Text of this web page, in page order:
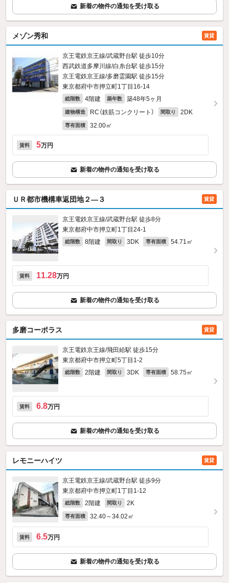
新着の物件の通知を受け取る
メゾン秀和 賃貸
京王電鉄京王線/武蔵野台駅 徒歩10分
西武鉄道多摩川線/白糸台駅 徒歩15分
京王電鉄京王線/多磨霊園駅 徒歩15分
東京都府中市押立町1丁目16-14
総階数 4階建 築年数 築48年5ヶ月
建物構造 RC（鉄筋コンクリート） 間取り 2DK
専有面積 32.00㎡
賃料 5万円
新着の物件の通知を受け取る
ＵＲ都市機構車返団地２—３ 賃貸
京王電鉄京王線/武蔵野台駅 徒歩8分
東京都府中市押立町1丁目24-1
総階数 8階建 間取り 3DK 専有面積 54.71㎡
賃料 11.28万円
新着の物件の通知を受け取る
多磨コーポラス 賃貸
京王電鉄京王線/飛田給駅 徒歩15分
東京都府中市押立町5丁目1-2
総階数 2階建 間取り 3DK 専有面積 58.75㎡
賃料 6.8万円
新着の物件の通知を受け取る
レモニーハイツ 賃貸
京王電鉄京王線/武蔵野台駅 徒歩9分
東京都府中市押立町1丁目1-12
総階数 2階建 間取り 2K
専有面積 32.40～34.02㎡
賃料 6.5万円
新着の物件の通知を受け取る